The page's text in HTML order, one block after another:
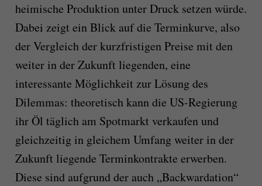
heimische Produktion unter Druck setzen würde.
Dabei zeigt ein Blick auf die Terminkurve, also
der Vergleich der kurzfristigen Preise mit den
weiter in der Zukunft liegenden, eine
interessante Möglichkeit zur Lösung des
Dilemmas: theoretisch kann die US-Regierung
ihr Öl täglich am Spotmarkt verkaufen und
gleichzeitig in gleichem Umfang weiter in der
Zukunft liegende Terminkontrakte erwerben.
Diese sind aufgrund der auch „Backwardation“